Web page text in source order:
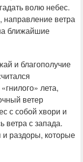
волю небес.
ветра
ближайшие
и благополучие
лета,
ветер
с собой хвори и
ветра с запада.
и раздоры, которые